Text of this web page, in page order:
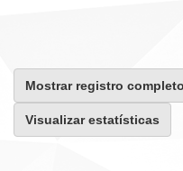
Mostrar registro
Visualizar estatísticas